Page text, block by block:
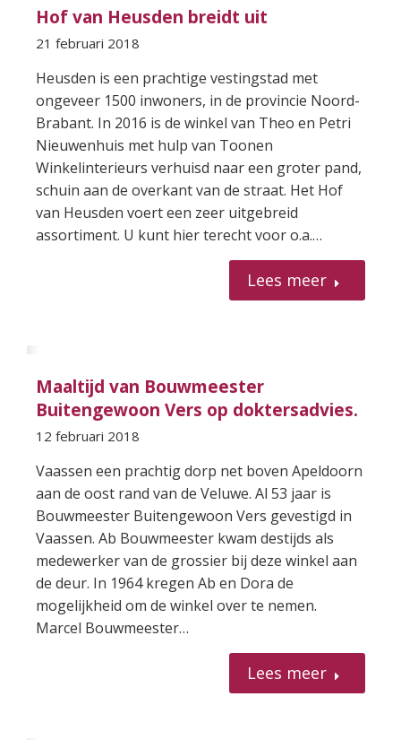
Hof van Heusden breidt uit
21 februari 2018
Heusden is een prachtige vestingstad met
ongeveer 1500 inwoners, in de provincie Noord-
Brabant. In 2016 is de winkel van Theo en Petri
Nieuwenhuis met hulp van Toonen
Winkelinterieurs verhuisd naar een groter pand,
schuin aan de overkant van de straat. Het Hof
van Heusden voert een zeer uitgebreid
assortiment. U kunt hier terecht voor o.a.…
Lees meer
Maaltijd van Bouwmeester
Buitengewoon Vers op doktersadvies.
12 februari 2018
Vaassen een prachtig dorp net boven Apeldoorn
aan de oost rand van de Veluwe. Al 53 jaar is
Bouwmeester Buitengewoon Vers gevestigd in
Vaassen. Ab Bouwmeester kwam destijds als
medewerker van de grossier bij deze winkel aan
de deur. In 1964 kregen Ab en Dora de
mogelijkheid om de winkel over te nemen.
Marcel Bouwmeester…
Lees meer